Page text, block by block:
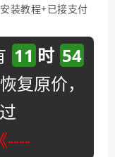
装教程+已接支付
11 时 54
复原价，
----